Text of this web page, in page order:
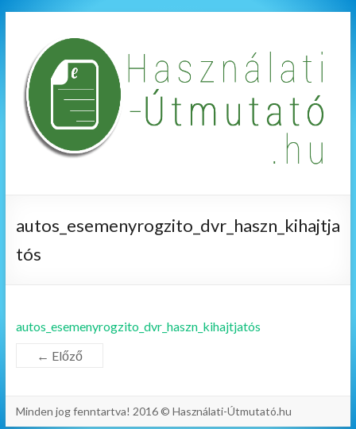
autos_esemenyrogzito_dvr_haszn_kihajtja
tós
autos_esemenyrogzito_dvr_haszn_kihajtjatós
← Előző
Minden jog fenntartva! 2016 © Használati-Útmutató.hu